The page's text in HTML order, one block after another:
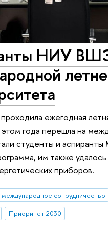
НИУ
ежегодная
года перешла на
студенты и
им также
приборов.
международное сотрудничество
Приоритет 2030